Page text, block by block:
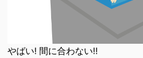
やばい! 間に合わない!!